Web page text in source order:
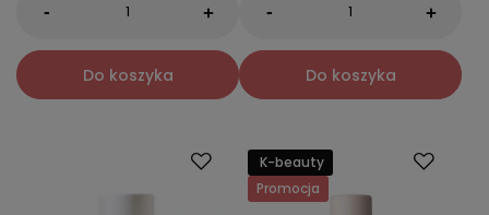
- +
Do koszyka
- +
Do koszyka
K-beauty
Promocja